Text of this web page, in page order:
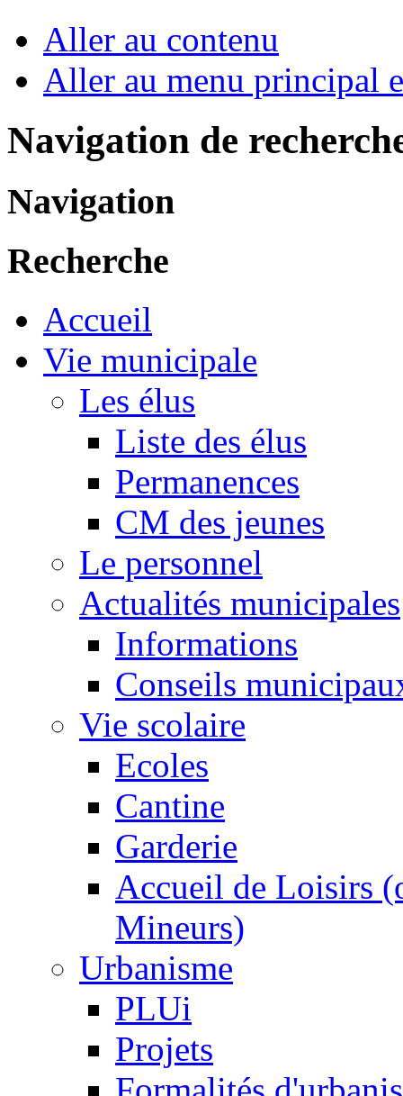
Aller au contenu
Aller au menu principal
Navigation de
Navigation
Recherche
Accueil
Vie municipale
Les élus
Liste des élus
Permanences
CM des jeunes
Le personnel
Actualités municipales
Informations
Conseils
Vie scolaire
Ecoles
Cantine
Garderie
Accueil de Loisirs
Mineurs)
Urbanisme
PLUi
Projets